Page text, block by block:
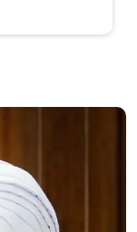
الصورة